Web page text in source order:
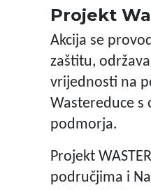
Projekt
Akcija se
zaštitu,
vrijednosti na
Wastereduce s
podmorja.
Projekt
područjima i